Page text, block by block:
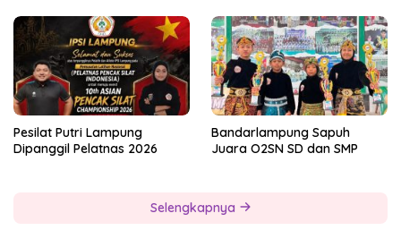
Pesilat Putri Lampung
Dipanggil Pelatnas 2026
Bandarlampung Sapuh
Juara O2SN SD dan SMP
Selengkapnya